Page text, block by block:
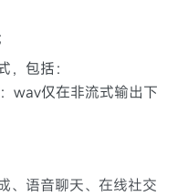
包括：
wav仅在非流式输出下
、语音聊天、在线社交